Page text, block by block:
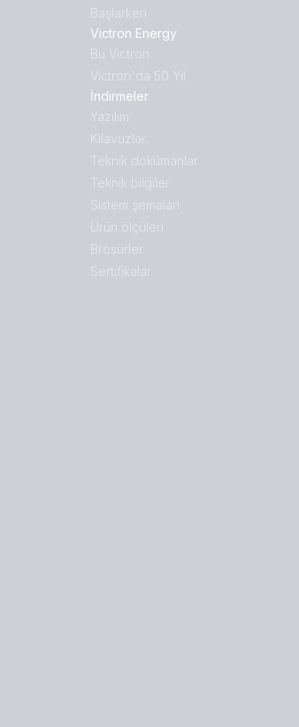
Başlarken
Victron Energy
Bu Victron
Victron'da 50 Yıl
İndirmeler
Yazılım
Kılavuzlar
Teknik dökümanlar
Teknik bilgiler
Sistem şemaları
Ürün ölçüleri
Broṣürler
Sertifikalar